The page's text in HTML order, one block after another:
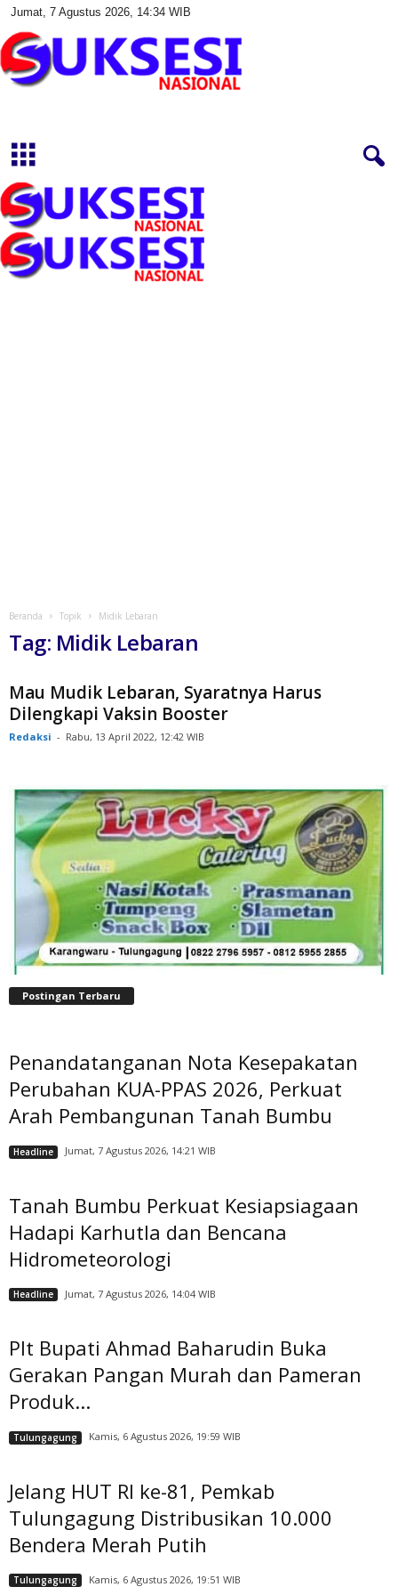
Jumat, 7 Agustus 2026, 14:34 WIB
s
i
a
s
Beranda Topik Midik Lebaran
Tag: Midik Lebaran
Mau Mudik Lebaran, Syaratnya Harus
Dilengkapi Vaksin Booster
Redaksi - Rabu, 13 April 2022, 12:42 WIB
Postingan Terbaru
Penandatanganan Nota Kesepakatan
Perubahan KUA-PPAS 2026, Perkuat
Arah Pembangunan Tanah Bumbu
Headline Jumat, 7 Agustus 2026, 14:21 WIB
Tanah Bumbu Perkuat Kesiapsiagaan
Hadapi Karhutla dan Bencana
Hidrometeorologi
Headline Jumat, 7 Agustus 2026, 14:04 WIB
Plt Bupati Ahmad Baharudin Buka
Gerakan Pangan Murah dan Pameran
Produk...
Tulungagung Kamis, 6 Agustus 2026, 19:59 WIB
Jelang HUT RI ke-81, Pemkab
Tulungagung Distribusikan 10.000
Bendera Merah Putih
Tulungagung Kamis, 6 Agustus 2026, 19:51 WIB